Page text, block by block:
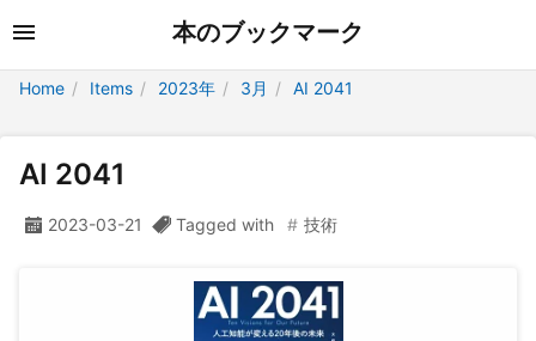
本のブックマーク
Home Items 2023年 3月 AI 2041
AI 2041
2023-03-21 Tagged with 技術